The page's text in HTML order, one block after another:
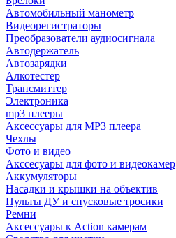
Автомобильный манометр
Видеорегистраторы
Преобразователи аудиосигнала
Автодержатель
Автозарядки
Алкотестер
Трансмиттер
Электроника
mp3 плееры
Аксессуары для MP3 плеера
Чехлы
Фото и видео
Акссесуары для фото и видеокамер
Аккумуляторы
Насадки и крышки на объектив
Пульты ДУ и спусковые тросики
Ремни
Аксессуары к Action камерам